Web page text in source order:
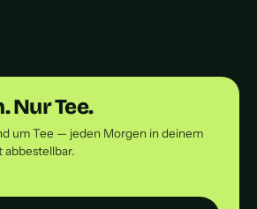
Nur Tee.
um Tee — jeden Morgen in deinem
abbestellbar.